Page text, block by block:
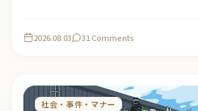
2026.08.03 31 Comments
社会・事件・マナー